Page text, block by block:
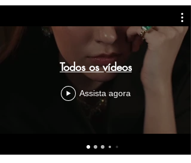
Todos os vídeos
Assista agora